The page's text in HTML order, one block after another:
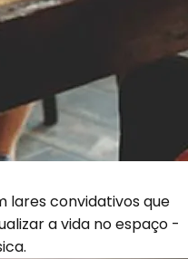
lares convidativos que
a vida no espaço -